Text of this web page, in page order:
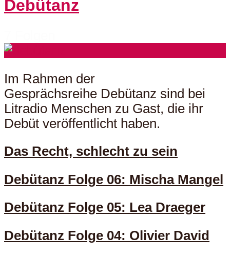
Debütanz
Im Rahmen der
Gesprächsreihe Debütanz sind bei
Litradio Menschen zu Gast, die ihr
Debüt veröffentlicht haben.
Das Recht, schlecht zu sein
Debütanz Folge 06: Mischa Mangel
Debütanz Folge 05: Lea Draeger
Debütanz Folge 04: Olivier David